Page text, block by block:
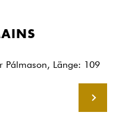
Pálmason, Länge: 109